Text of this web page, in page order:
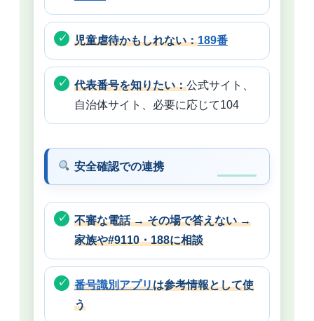
児童虐待かもしれない：189番
代表番号を知りたい：公式サイト、
自治体サイト、必要に応じて104
安全確認での連携
不審な電話 → その場で答えない →
家族や#9110・188に相談
番号識別アプリは参考情報として使
う